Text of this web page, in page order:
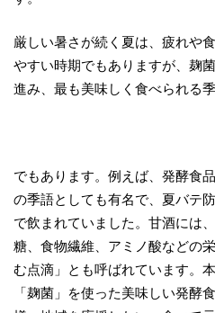
厳しい暑さが続く夏は、疲れや
やすい時期でもありますが、麹
進み、最も美味しく食べられる
でもあります。例えば、発酵食
の季語としても有名で、夏バテ
で飲まれていました。甘酒には
糖、食物繊維、アミノ酸などの
む点滴」とも呼ばれています。
「麹菌」を使った美味しい発酵